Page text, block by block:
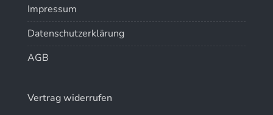
Impressum
Datenschutzerklärung
AGB
Vertrag widerrufen